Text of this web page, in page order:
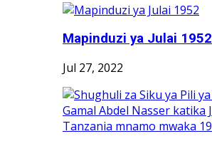
Mapinduzi ya Julai 1952
Jul 27, 2022